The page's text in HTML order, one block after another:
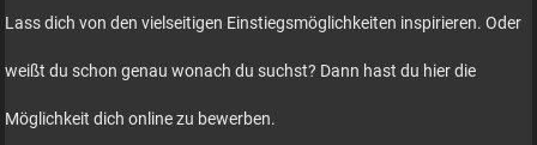
Lass dich von den vielseitigen Einstiegsmöglichkeiten inspirieren. Oder
weißt du schon genau wonach du suchst? Dann hast du hier die
Möglichkeit dich online zu bewerben.